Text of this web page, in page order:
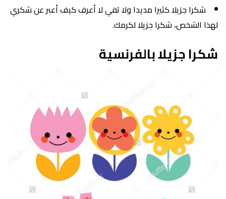
شكرا جزيلا كثيرا مديدا ولا تفي لا أعرف كيف أعبر عن شكري
لهذا الشخص، شكرا جزيلا لكرمك.
شكرا جزيلا بالفرنسية